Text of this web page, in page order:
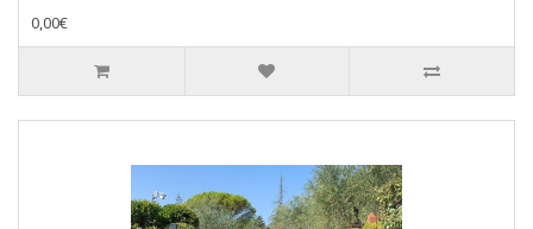
0,00€